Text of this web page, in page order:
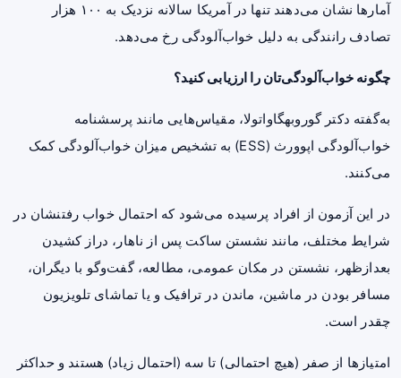
آمارها نشان می‌دهند تنها در آمریکا سالانه نزدیک به ۱۰۰ هزار
تصادف رانندگی به دلیل خواب‌آلودگی رخ می‌دهد.
چگونه خواب‌آلودگی‌تان را ارزیابی کنید؟
به‌گفته دکتر گوروبهگاواتولا، مقیاس‌هایی مانند پرسشنامه
خواب‌آلودگی اپوورث (ESS) به تشخیص میزان خواب‌آلودگی کمک
می‌کنند.
در این آزمون از افراد پرسیده می‌شود که احتمال خواب رفتنشان در
شرایط مختلف، مانند نشستن ساکت پس از ناهار، دراز کشیدن
بعدازظهر، نشستن در مکان عمومی، مطالعه، گفت‌وگو با دیگران،
مسافر بودن در ماشین، ماندن در ترافیک و یا تماشای تلویزیون
چقدر است.
امتیازها از صفر (هیچ احتمالی) تا سه (احتمال زیاد) هستند و حداکثر